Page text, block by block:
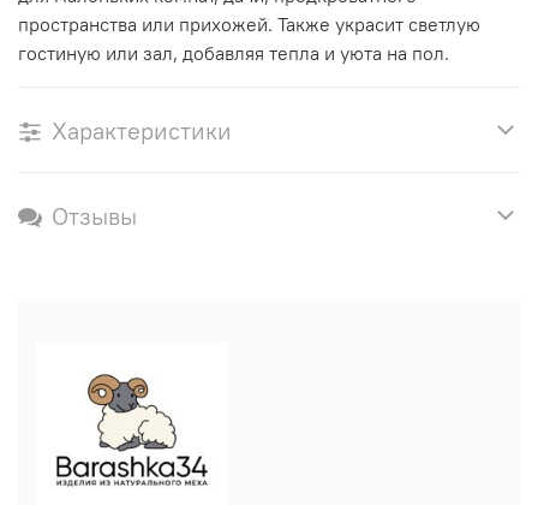
пространства или прихожей. Также украсит светлую
гостиную или зал, добавляя тепла и уюта на пол.
Характеристики
Отзывы